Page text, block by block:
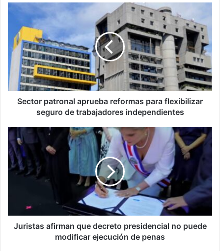
Sector
aprueba
reformas
para
flexibilizar
seguro
de
trabajadores
independientes
Sector patronal aprueba reformas para flexibilizar
seguro de trabajadores independientes
Juristas
afirman
que
decreto
presidencial
modificar
ejecución
Juristas afirman que decreto presidencial no puede
modificar ejecución de penas